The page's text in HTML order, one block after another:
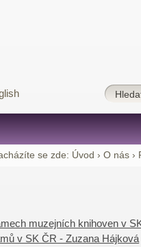
se zde: Úvod › O nás ›
muzejních knihoven v
v SK ČR - Zuzana Hájková